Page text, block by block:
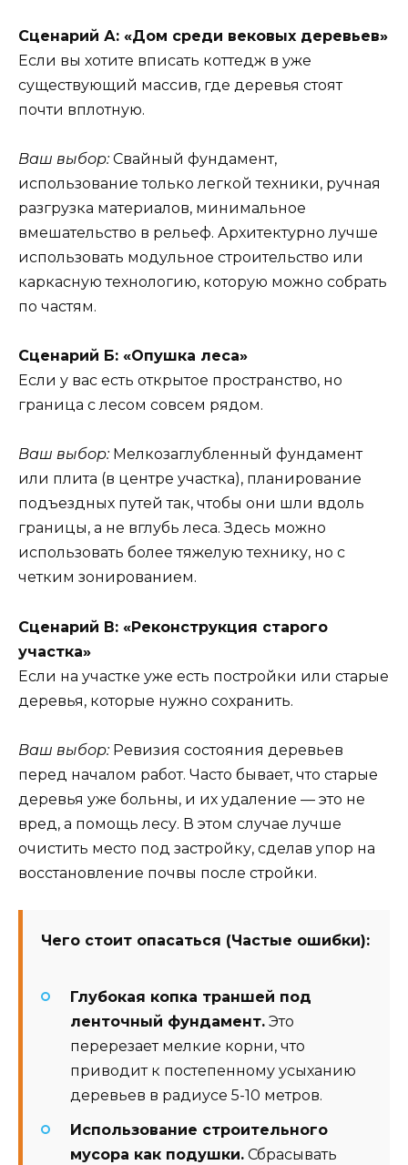
Сценарий А: «Дом среди вековых деревьев»
Если вы хотите вписать коттедж в уже
существующий массив, где деревья стоят
почти вплотную.
Ваш выбор:Свайный фундамент,
использование только легкой техники, ручная
разгрузка материалов, минимальное
вмешательство в рельеф. Архитектурно лучше
использовать модульное строительство или
каркасную технологию, которую можно собрать
по частям.
Сценарий Б: «Опушка леса»
Если у вас есть открытое пространство, но
граница с лесом совсем рядом.
Ваш выбор:Мелкозаглубленный фундамент
или плита (в центре участка), планирование
подъездных путей так, чтобы они шли вдоль
границы, а не вглубь леса. Здесь можно
использовать более тяжелую технику, но с
четким зонированием.
Сценарий В: «Реконструкция старого
участка»
Если на участке уже есть постройки или старые
деревья, которые нужно сохранить.
Ваш выбор:Ревизия состояния деревьев
перед началом работ. Часто бывает, что старые
деревья уже больны, и их удаление — это не
вред, а помощь лесу. В этом случае лучше
очистить место под застройку, сделав упор на
восстановление почвы после стройки.
Чего стоит опасаться (Частые ошибки):
Глубокая копка траншей под
ленточный фундамент. Это
перерезает мелкие корни, что
приводит к постепенному усыханию
деревьев в радиусе 5-10 метров.
Использование строительного
мусора как подушки. Сбрасывать